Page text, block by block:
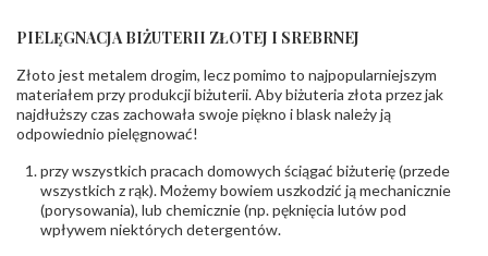
KAMIENIE
Rodzaje
kamieni:
Cyrkonie obrączki
Liczba kamieni:
Cyrkonie obrączki - 1 szt.
Szlif kamieni:
(łącznie)
INNE PARAMETRY
PIELĘGNACJA BIŻUTERII ZŁOTEJ I SREBRNEJ
Złoto jest metalem drogim, lecz pomimo to najpopularniejszym
materiałem przy produkcji biżuterii. Aby biżuteria złota przez jak
najdłuższy czas zachowała swoje piękno i blask należy ją
odpowiednio pielęgnować!
przy wszystkich pracach domowych ściągać biżuterię (przede
wszystkich z rąk). Możemy bowiem uszkodzić ją mechanicznie
(porysowania), lub chemicznie (np. pęknięcia lutów pod
wpływem niektórych detergentów.